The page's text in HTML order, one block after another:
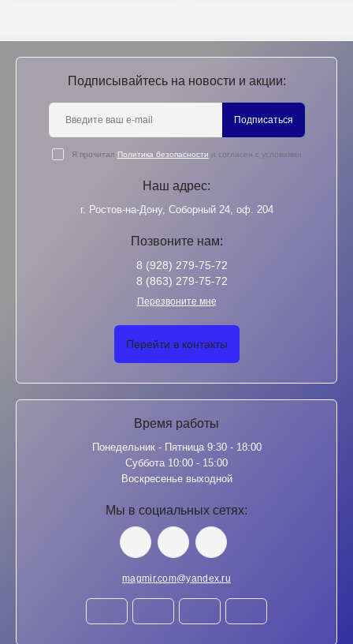
Подписывайтесь на новости и акции:
Подписаться
Я прочитал Политика безопасности и согласен с условиями
Наш адрес:
г. Ростов-на-Дону, Соборный 24, оф. 204
Позвоните нам:
8 (928) 279-75-72
8 (863) 279-75-72
Перезвоните мне
Перейти в контакты
Время работы
Понедельник - Пятница 9:30 - 18:00
Суббота 10:00 - 15:00
Воскресенье выходной
Мы в социальных сетях:
magmir.com@yandex.ru